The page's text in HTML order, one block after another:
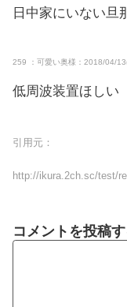
日中家にいない旦
259 ：可愛い奥様：2018/04/
低周波装置ほしい
引用元：
http://ikura.2ch.sc/test/
コメントを投稿